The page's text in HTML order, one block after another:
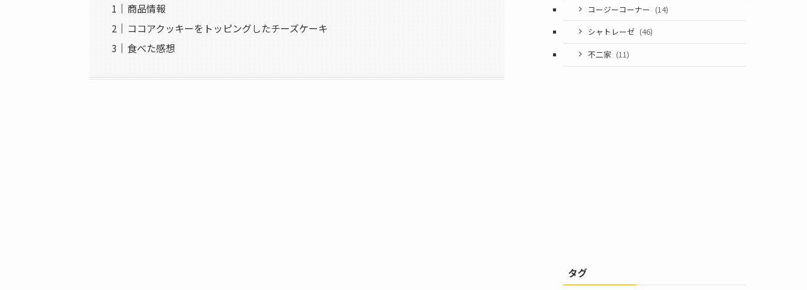
商品情報
ココアクッキーをトッピングしたチーズケーキ
食べた感想
コージーコーナー (14)
シャトレーゼ (46)
不二家 (11)
タグ